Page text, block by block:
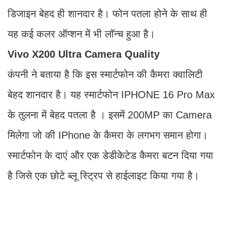
डिजाइन बेहद ही शानदार है। फोन पतला होने के साथ ही
यह कई कलर ऑप्शन में भी लॉन्च हुआ है।
Vivo X200 Ultra Camera Quality
कंपनी ने बताया है कि इस स्मार्टफोन की कैमरा क्वालिटी
बेहद शानदार है। यह स्मार्टफोन IPHONE 16 Pro Max
के तुलना में बेहद पतला है । इसमें 200MP का Camera
मिलेगा जो की IPhone के कैमरा के लगभग समान होगा।
स्मार्टफोन के दाएं और एक डेडीकेटेड कैमरा बटन दिया गया
है जिसे एक छोटे ब्लू स्ट्रिप से हाईलाइट किया गया है।